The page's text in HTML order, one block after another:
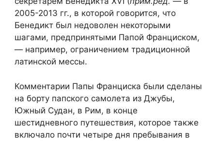
2005-2013 гг., в которой говорится, что
Бенедикт был недоволен некоторыми
шагами, предпринятыми Папой Франциском,
— например, ограничением традиционной
латинской мессы.
Комментарии Папы Франциска были сделаны
на борту папского самолета из Джубы,
Южный Судан, в Рим, в конце
шестидневного путешествия, которое также
включало почти четыре дня пребывания в